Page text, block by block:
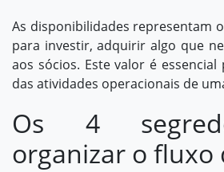
As disponibilidades representam
para investir, adquirir algo que
aos sócios. Este valor é
das atividades operacionais de
Os 4
organizar o fluxo